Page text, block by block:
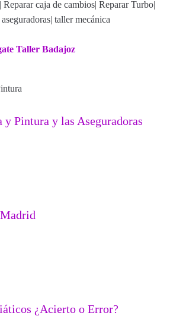
| Reparar caja de cambios| Reparar Turbo|
| taller mecánica
Taller Badajoz
y Pintura y las Aseguradoras
¿Acierto o Error?